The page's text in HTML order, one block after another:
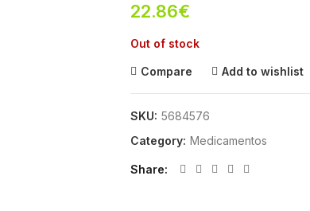
22.86€
Out of stock
Compare Add to wishlist
SKU: 5684576
Category: Medicamentos
Share